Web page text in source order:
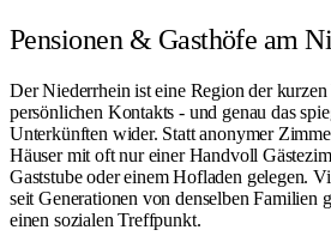
Pensionen & Gasthöfe am
Der Niederrhein ist eine Region der kurzen
persönlichen Kontakts - und genau das
Unterkünften wider. Statt anonymer
Häuser mit oft nur einer Handvoll
Gaststube oder einem Hofladen gelegen.
seit Generationen von denselben
einen sozialen Treffpunkt.